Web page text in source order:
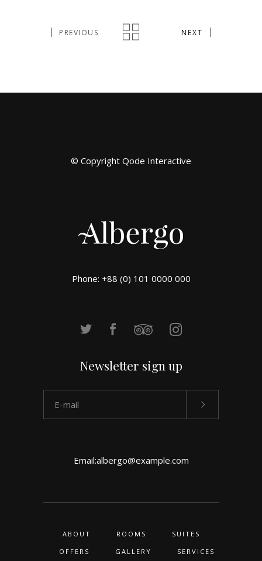
PREVIOUS NEXT
© Copyright Qode Interactive
Phone: +88 (0) 101 0000 000
Newsletter sign up
Email:albergo@example.com
ABOUT ROOMS
SUITES
OFFERS
GALLERY SERVICES